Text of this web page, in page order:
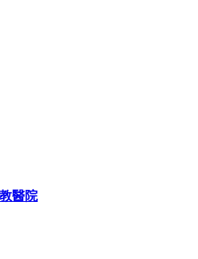
醫院